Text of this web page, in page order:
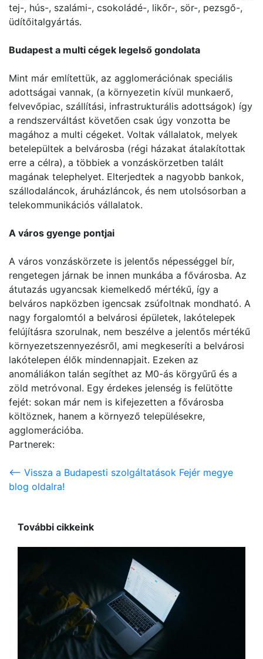
tej-, hús-, szalámi-, csokoládé-, likőr-, sör-, pezsgő-,
üdítőitalgyártás.
Budapest a multi cégek legelső gondolata
Mint már említettük, az agglomerációnak speciális
adottságai vannak, (a környezetin kívül munkaerő,
felvevőpiac, szállítási, infrastrukturális adottságok) így
a rendszerváltást követően csak úgy vonzotta be
magához a multi cégeket. Voltak vállalatok, melyek
betelepültek a belvárosba (régi házakat átalakítottak
erre a célra), a többiek a vonzáskörzetben talált
magának telephelyet. Elterjedtek a nagyobb bankok,
szállodaláncok, áruházláncok, és nem utolsósorban a
telekommunikációs vállalatok.
A város gyenge pontjai
A város vonzáskörzete is jelentős népességgel bír,
rengetegen járnak be innen munkába a fővárosba. Az
átutazás ugyancsak kiemelkedő mértékű, így a
belváros napközben igencsak zsúfoltnak mondható. A
nagy forgalomtól a belvárosi épületek, lakótelepek
felújításra szorulnak, nem beszélve a jelentős mértékű
környezetszennyezésről, ami megkeseríti a belvárosi
lakótelepen élők mindennapjait. Ezeken az
anomáliákon talán segíthet az M0-ás körgyűrű és a
zöld metróvonal. Egy érdekes jelenség is felütötte
fejét: sokan már nem is kifejezetten a fővárosba
költöznek, hanem a környező településekre,
agglomerációba.
Partnerek:
<-- Vissza a Budapesti szolgáltatások Fejér megye
blog oldalra!
További cikkeink